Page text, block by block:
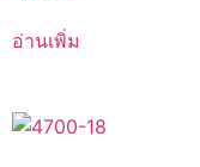
อ่านเพิ่ม